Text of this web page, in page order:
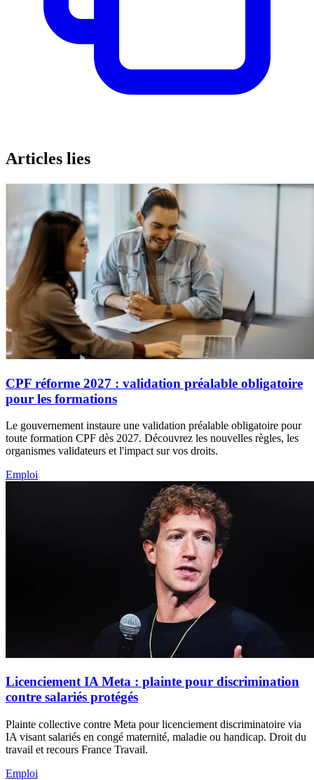
Articles lies
CPF réforme 2027 : validation préalable obligatoire
pour les formations
Le gouvernement instaure une validation préalable obligatoire pour
toute formation CPF dès 2027. Découvrez les nouvelles règles, les
organismes validateurs et l'impact sur vos droits.
Emploi
Licenciement IA Meta : plainte pour discrimination
contre salariés protégés
Plainte collective contre Meta pour licenciement discriminatoire via
IA visant salariés en congé maternité, maladie ou handicap. Droit du
travail et recours France Travail.
Emploi